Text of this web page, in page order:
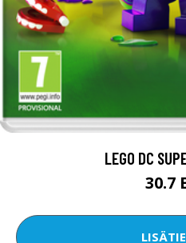
LEGO DC
30.7